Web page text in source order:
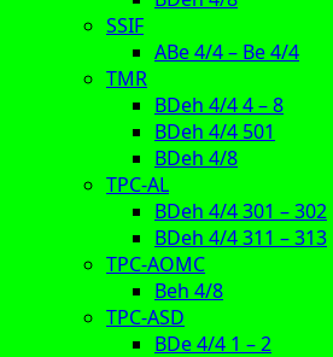
SSIF
ABe 4/4 – Be 4/4
TMR
BDeh 4/4 4 – 8
BDeh 4/4 501
BDeh 4/8
TPC-AL
BDeh 4/4 301 – 302
BDeh 4/4 311 – 313
TPC-AOMC
Beh 4/8
TPC-ASD
BDe 4/4 1 – 2